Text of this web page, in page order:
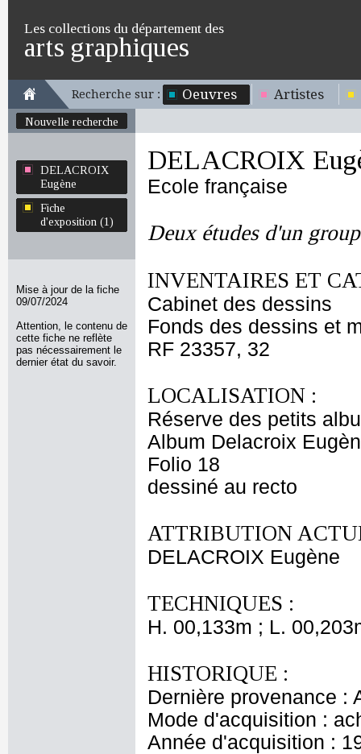
Les collections du département des
arts graphiques
Recherche sur : Oeuvres Artistes
Nouvelle recherche
DELACROIX
Eugène
Fiche
d'exposition (1)
Mise à jour de la fiche
09/07/2024
Attention, le contenu de
cette fiche ne reflète
pas nécessairement le
dernier état du savoir.
DELACROIX
Ecole française
Deux études d'un
INVENTAIRES ET
Cabinet des dessins
Fonds des dessins et
RF 23357, 32
LOCALISATION :
Réserve des petits
Album Delacroix
Folio 18
dessiné au recto
ATTRIBUTION
DELACROIX Eugène
TECHNIQUES :
H. 00,133m ; L.
HISTORIQUE :
Dernière provenance :
Mode d'acquisition :
Année d'acquisition :